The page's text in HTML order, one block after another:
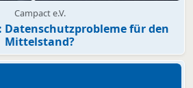
Campact e.V.
für den
Mittelstand?